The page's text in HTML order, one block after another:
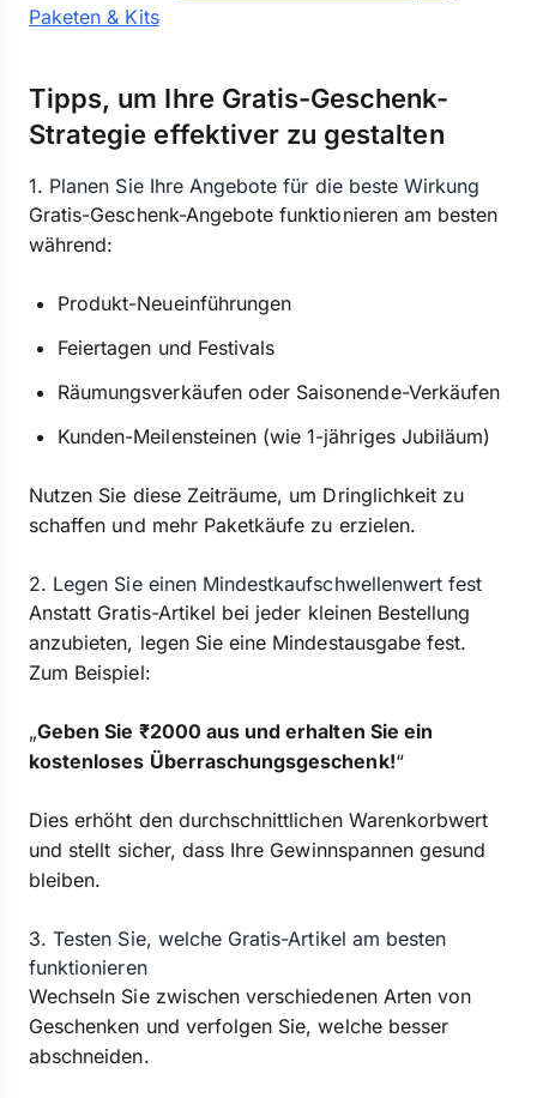
Paketen & Kits
Tipps, um Ihre Gratis-Geschenk-
Strategie effektiver zu gestalten
1. Planen Sie Ihre Angebote für die beste Wirkung
Gratis-Geschenk-Angebote funktionieren am besten
während:
Produkt-Neueinführungen
Feiertagen und Festivals
Räumungsverkäufen oder Saisonende-Verkäufen
Kunden-Meilensteinen (wie 1-jähriges Jubiläum)
Nutzen Sie diese Zeiträume, um Dringlichkeit zu
schaffen und mehr Paketkäufe zu erzielen.
2. Legen Sie einen Mindestkaufschwellenwert fest
Anstatt Gratis-Artikel bei jeder kleinen Bestellung
anzubieten, legen Sie eine Mindestausgabe fest.
Zum Beispiel:
„Geben Sie ₹2000 aus und erhalten Sie ein
kostenloses Überraschungsgeschenk!“
Dies erhöht den durchschnittlichen Warenkorbwert
und stellt sicher, dass Ihre Gewinnspannen gesund
bleiben.
3. Testen Sie, welche Gratis-Artikel am besten
funktionieren
Wechseln Sie zwischen verschiedenen Arten von
Geschenken und verfolgen Sie, welche besser
abschneiden.